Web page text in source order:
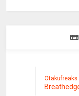
Otakufreaks